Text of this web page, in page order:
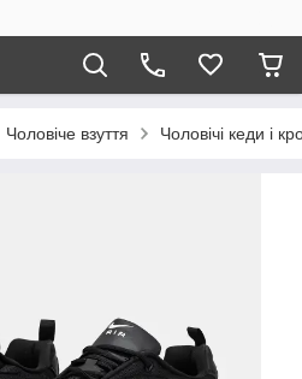
Чоловіче взуття Чоловічі кеди і